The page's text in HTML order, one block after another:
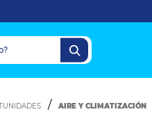
AIRE Y CLIMATIZACIÓN